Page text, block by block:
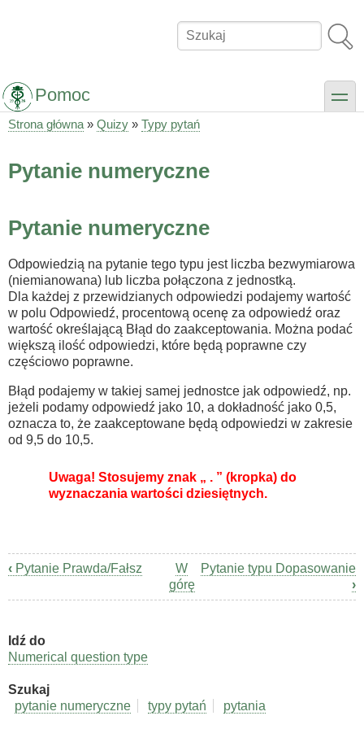
Szukaj
Pomoc toggle
nawigacyjna
Strona główna Quizy Typy pytań
Pytanie numeryczne
Pytanie numeryczne
Odpowiedzią na pytanie tego typu jest liczba bezwymiarowa
(niemianowana) lub liczba połączona z jednostką.
Dla każdej z przewidzianych odpowiedzi podajemy wartość
w polu Odpowiedź, procentową ocenę za odpowiedź oraz
wartość określającą Błąd do zaakceptowania. Można podać
większą ilość odpowiedzi, które będą poprawne czy
częściowo poprawne.
Błąd podajemy w takiej samej jednostce jak odpowiedź, np.
jeżeli podamy odpowiedź jako 10, a dokładność jako 0,5,
oznacza to, że zaakceptowane będą odpowiedzi w zakresie
od 9,5 do 10,5.
Uwaga! Stosujemy znak „ . ” (kropka) do
wyznaczania wartości dziesiętnych.
Odnośniki
nawigacji
Quizy
‹ Pytanie Prawda/Fałsz
W
górę
Pytanie typu Dopasowanie
›
Idź do
Numerical question type
Szukaj
pytanie numeryczne
typy pytań pytania